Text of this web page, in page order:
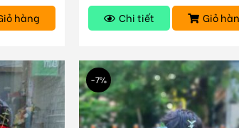
hàng Chi tiết Giỏ
-7%